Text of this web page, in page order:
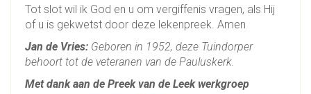
Tot slot wil ik God en u om vergiffenis vragen, als Hij
of u is gekwetst door deze lekenpreek. Amen
Jan de Vries: Geboren in 1952, deze Tuindorper
behoort tot de veteranen van de Pauluskerk.
Met dank aan de Preek van de Leek werkgroep